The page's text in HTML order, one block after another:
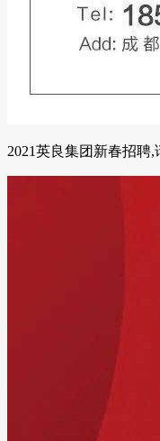
2021英良集团新春招聘,